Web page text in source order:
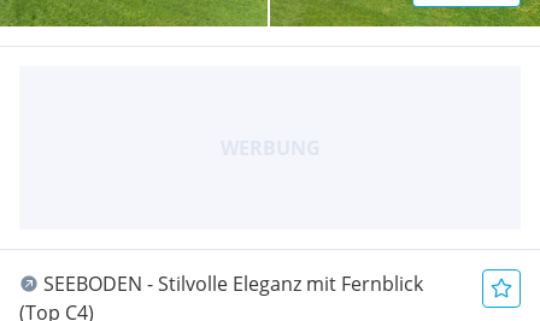
SEEBODEN - Stilvolle Eleganz mit Fernblick
(Top C4)